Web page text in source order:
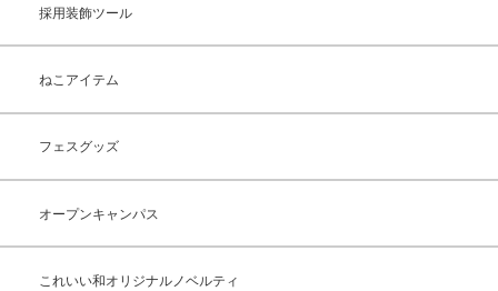
採用装飾ツール
ねこアイテム
フェスグッズ
オープンキャンパス
これいい和オリジナルノベルティ